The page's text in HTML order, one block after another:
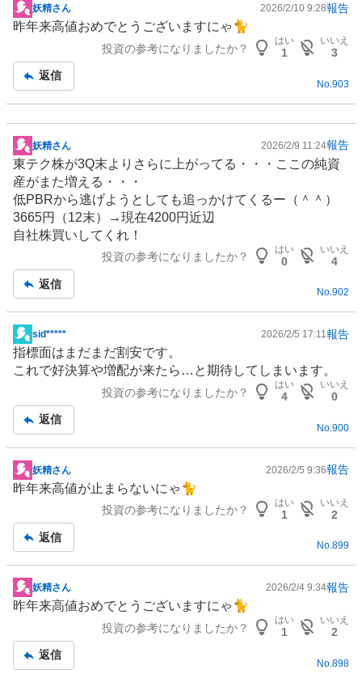
掲
示
事
妖精さん 2026/2/10 9:28報告
昨年来高値おめでとうございますにゃ🐈
投資の参考になりましたか？
はい
1
いいえ
3
返信
No. 903
掲
示
板
記
事
妖精さん 2026/2/9 11:24報告
東テク株が3Q末よりさらに上がってる・・・ここの純資
産がまた増える・・・
低PBRから逃げようとしても追っかけてくるー（＾＾）
3665円（12末）→現在4200円近辺
自社株買いしてくれ！
投資の参考になりましたか？
はい
0
いいえ
4
返信
No.902
掲
示
板
sid***** 2026/2/5 17:11報告
指標面はまだまだ割安です。
これで好決算や増配が来たら…と期待してしまいます。
投資の参考になりましたか？
はい
4
いいえ
0
返信
No. 900
掲
示
事
妖精さん 2026/2/5 9:36報告
昨年来高値が止まらないにゃ🐈
投資の参考になりましたか？
はい
1
いいえ
2
返信
No.899
掲
示
事
妖精さん 2026/2/4 9:34報告
昨年来高値おめでとうございますにゃ🐈
投資の参考になりましたか？
はい
1
いいえ
2
返信
No. 898